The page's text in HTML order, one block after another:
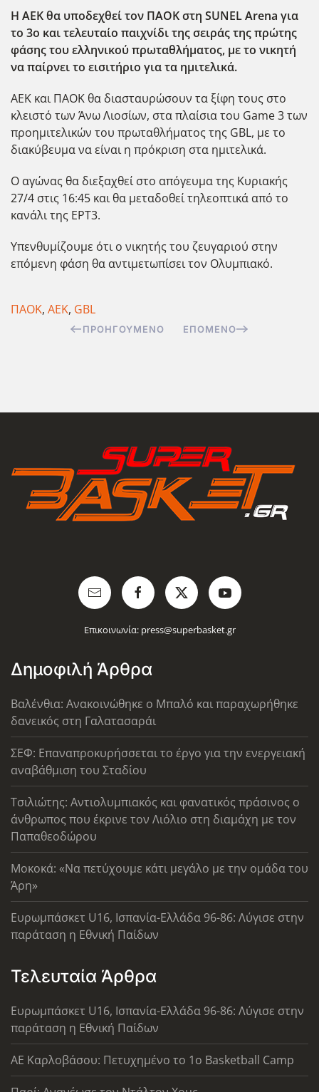
Η ΑΕΚ θα υποδεχθεί τον ΠΑΟΚ στη SUNEL Arena για
το 3ο και τελευταίο παιχνίδι της σειράς της πρώτης
φάσης του ελληνικού πρωταθλήματος, με το νικητή
να παίρνει το εισιτήριο για τα ημιτελικά.
ΑΕΚ και ΠΑΟΚ θα διασταυρώσουν τα ξίφη τους στο
κλειστό των Άνω Λιοσίων, στα πλαίσια του Game 3 των
προημιτελικών του πρωταθλήματος της GBL, με το
διακύβευμα να είναι η πρόκριση στα ημιτελικά.
Ο αγώνας θα διεξαχθεί στο απόγευμα της Κυριακής
27/4 στις 16:45 και θα μεταδοθεί τηλεοπτικά από το
κανάλι της ΕΡΤ3.
Υπενθυμίζουμε ότι ο νικητής του ζευγαριού στην
επόμενη φάση θα αντιμετωπίσει τον Ολυμπιακό.
ΠΑΟΚ, ΑΕΚ, GBL
ΠΡΟΗΓΟΎΜΕΝΟ ΕΠΌΜΕΝΟ
Επικοινωνία: press@superbasket.gr
Δημοφιλή Άρθρα
Βαλένθια: Ανακοινώθηκε ο Μπαλό και παραχωρήθηκε
δανεικός στη Γαλατασαράι
ΣΕΦ: Επαναπροκυρήσσεται το έργο για την ενεργειακή
αναβάθμιση του Σταδίου
Τσιλιώτης: Αντιολυμπιακός και φανατικός πράσινος ο
άνθρωπος που έκρινε τον Λιόλιο στη διαμάχη με τον
Παπαθεοδώρου
Μοκοκά: «Να πετύχουμε κάτι μεγάλο με την ομάδα του
Άρη»
Ευρωμπάσκετ U16, Ισπανία-Ελλάδα 96-86: Λύγισε στην
παράταση η Εθνική Παίδων
Τελευταία Άρθρα
Ευρωμπάσκετ U16, Ισπανία-Ελλάδα 96-86: Λύγισε στην
παράταση η Εθνική Παίδων
ΑΕ Καρλοβάσου: Πετυχημένο το 1ο Basketball Camp